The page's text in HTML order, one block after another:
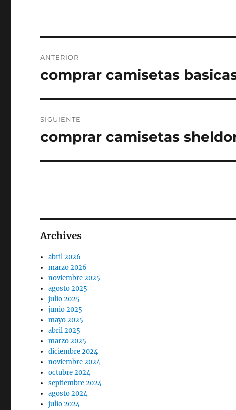
de
ANTERIOR
Entrada
comprar camisetas
SIGUIENTE
Entrada
comprar camisetas
Archives
abril 2026
marzo 2026
noviembre 2025
agosto 2025
julio 2025
junio 2025
mayo 2025
abril 2025
marzo 2025
diciembre 2024
noviembre 2024
octubre 2024
septiembre 2024
agosto 2024
julio 2024